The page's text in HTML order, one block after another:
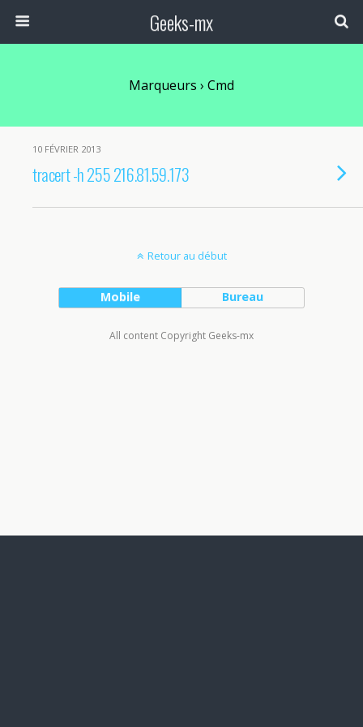
Geeks-mx
Marqueurs › Cmd
10 FÉVRIER 2013
tracert -h 255 216.81.59.173
Retour au début
Mobile Bureau
All content Copyright Geeks-mx